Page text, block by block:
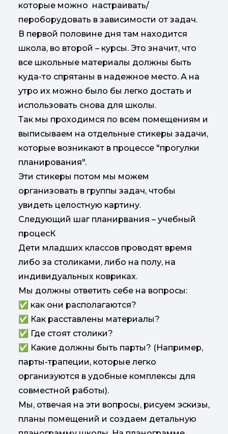
которые можно настраивать/
пероборудовать в зависимости от задач.
В первой половине дня там находится
школа, во второй – курсы. Это значит, что
все школьные материалы должны быть
куда-то спрятаны в надежное место. А на
утро их можно было бы легко достать и
использовать снова для школы.
Так мы проходимся по всем помещениям и
выписываем на отдельные стикеры задачи,
которые возникают в процессе "прогулки
планирования".
Эти стикеры потом мы можем
организовать в группы задач, чтобы
увидеть целостную картину.
Следующий шаг планирвания – учебный
процесК
Дети младших классов проводят время
либо за столиками, либо на полу, на
индивидуальных ковриках.
Мы должны ответить себе на вопросы:
✅ как они располагаются?
✅ Как расставлены материалы?
✅ Где стоят столики?
✅ Какие должны быть парты? (Например,
парты-трапеции, которые легко
организуются в удобные комплексы для
совместной работы).
Мы, отвечая на эти вопросы, рисуем эскизы,
планы помещений и создаем детальную